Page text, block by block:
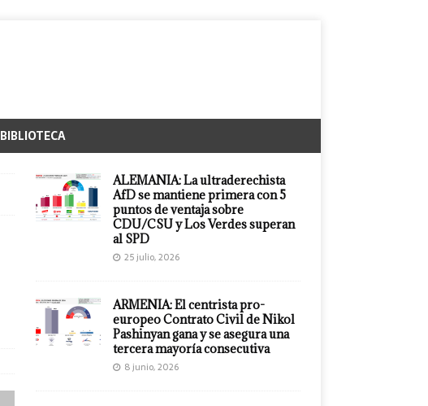
BIBLIOTECA
ALEMANIA: La ultraderechista
AfD se mantiene primera con 5
puntos de ventaja sobre
CDU/CSU y Los Verdes superan
al SPD
25 julio, 2026
ARMENIA: El centrista pro-
europeo Contrato Civil de Nikol
Pashinyan gana y se asegura una
tercera mayoría consecutiva
8 junio, 2026